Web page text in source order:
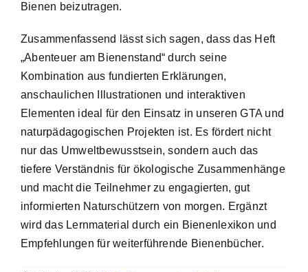
Bienen beizutragen.
Zusammenfassend lässt sich sagen, dass das Heft
„Abenteuer am Bienenstand“ durch seine
Kombination aus fundierten Erklärungen,
anschaulichen Illustrationen und interaktiven
Elementen ideal für den Einsatz in unseren GTA und
naturpädagogischen Projekten ist. Es fördert nicht
nur das Umweltbewusstsein, sondern auch das
tiefere Verständnis für ökologische Zusammenhänge
und macht die Teilnehmer zu engagierten, gut
informierten Naturschützern von morgen. Ergänzt
wird das Lernmaterial durch ein Bienenlexikon und
Empfehlungen für weiterführende Bienenbücher.